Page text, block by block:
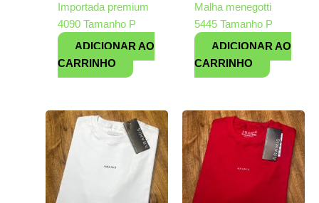
Importada premium
4090 Tamanho P
ADICIONAR AO
CARRINHO
Malha menegotti
5445 Tamanho P
ADICIONAR AO
CARRINHO